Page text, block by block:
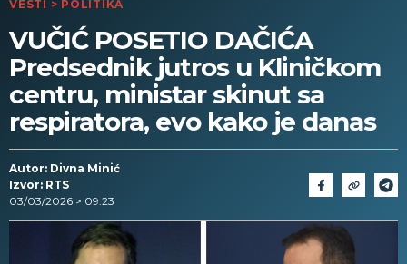
VESTI > POLITIKA
VUČIĆ POSETIO DAČIĆA
Predsednik jutros u Kliničkom
centru, ministar skinut sa
respiratora, evo kako je danas
Autor: Divna Minić
Izvor: RTS
03/03/2026 > 09:23